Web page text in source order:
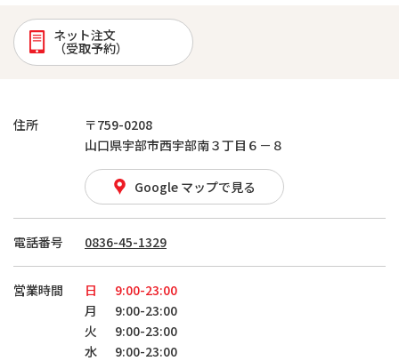
ネット注文
（受取予約）
住所
〒759-0208
山口県宇部市西宇部南３丁目６－８
Google マップで見る
電話番号 0836-45-1329
営業時間 日
9:00-23:00
月
9:00-23:00
火
9:00-23:00
水
9:00-23:00